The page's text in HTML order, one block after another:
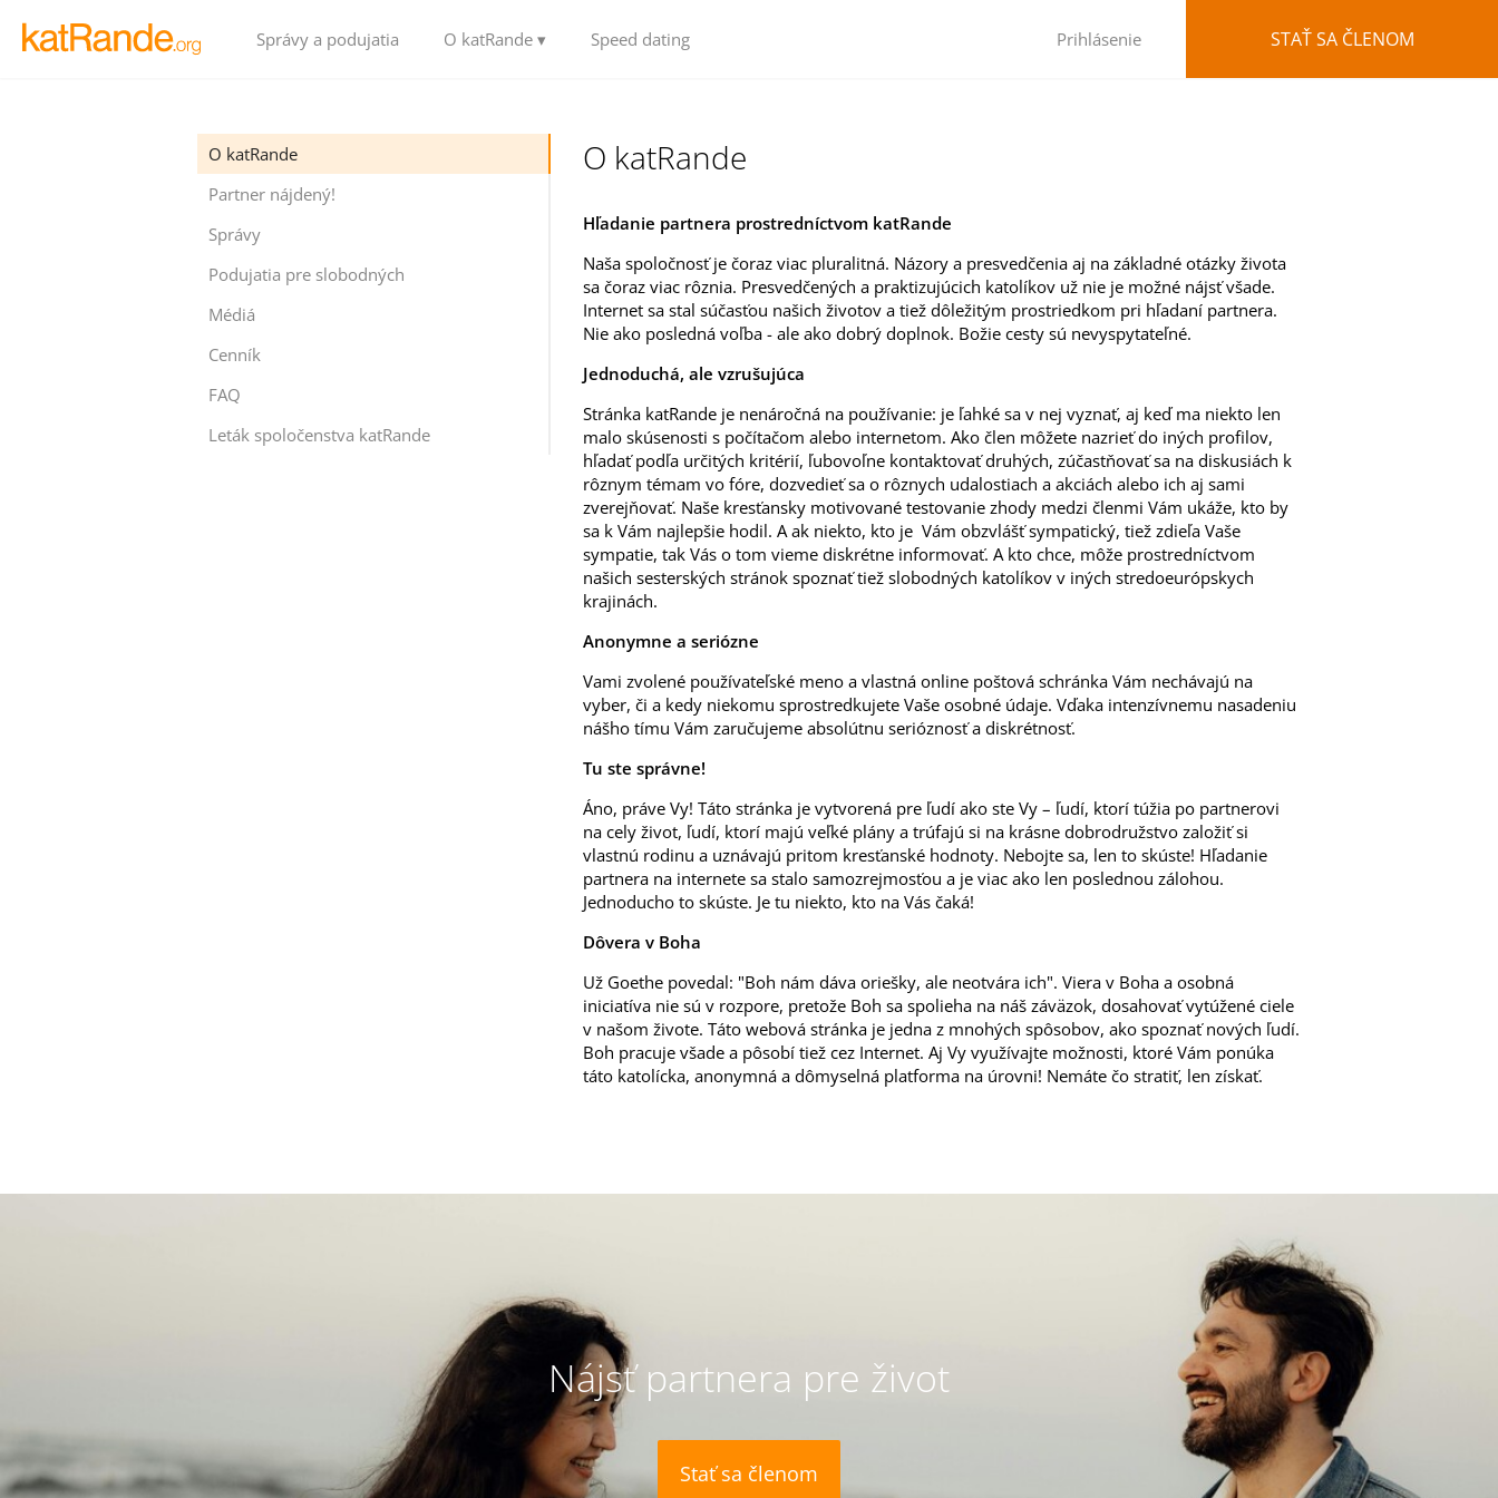
Správy a podujatia O katRande ▾ Speed dating Prihlásenie STAŤ SA ČLENOM
O katRande
Partner nájdený!
Správy
Podujatia pre slobodných
Médiá
Cenník
FAQ
Leták spoločenstva katRande
O katRande
Hľadanie partnera prostredníctvom katRande
Naša spoločnosť je čoraz viac pluralitná. Názory a presvedčenia aj na základné otázky života
sa čoraz viac rôznia. Presvedčených a praktizujúcich katolíkov už nie je možné nájsť všade.
Internet sa stal súčasťou našich životov a tiež dôležitým prostriedkom pri hľadaní partnera.
Nie ako posledná voľba - ale ako dobrý doplnok. Božie cesty sú nevyspytateľné.
Jednoduchá, ale vzrušujúca
Stránka katRande je nenáročná na používanie: je ľahké sa v nej vyznať, aj keď ma niekto len
malo skúsenosti s počítačom alebo internetom. Ako člen môžete nazrieť do iných profilov,
hľadať podľa určitých kritérií, ľubovoľne kontaktovať druhých, zúčastňovať sa na diskusiách k
rôznym témam vo fóre, dozvedieť sa o rôznych udalostiach a akciách alebo ich aj sami
zverejňovať. Naše kresťansky motivované testovanie zhody medzi členmi Vám ukáže, kto by
sa k Vám najlepšie hodil. A ak niekto, kto je Vám obzvlášť sympatický, tiež zdieľa Vaše
sympatie, tak Vás o tom vieme diskrétne informovať. A kto chce, môže prostredníctvom
našich sesterských stránok spoznať tiež slobodných katolíkov v iných stredoeurópskych
krajinách.
Anonymne a seriózne
Vami zvolené používateľské meno a vlastná online poštová schránka Vám nechávajú na
vyber, či a kedy niekomu sprostredkujete Vaše osobné údaje. Vďaka intenzívnemu nasadeniu
nášho tímu Vám zaručujeme absolútnu serióznosť a diskrétnosť.
Tu ste správne!
Áno, práve Vy! Táto stránka je vytvorená pre ľudí ako ste Vy – ľudí, ktorí túžia po partnerovi
na cely život, ľudí, ktorí majú veľké plány a trúfajú si na krásne dobrodružstvo založiť si
vlastnú rodinu a uznávajú pritom kresťanské hodnoty. Nebojte sa, len to skúste! Hľadanie
partnera na internete sa stalo samozrejmosťou a je viac ako len poslednou zálohou.
Jednoducho to skúste. Je tu niekto, kto na Vás čaká!
Dôvera v Boha
Už Goethe povedal: "Boh nám dáva oriešky, ale neotvára ich". Viera v Boha a osobná
iniciatíva nie sú v rozpore, pretože Boh sa spolieha na náš záväzok, dosahovať vytúžené ciele
v našom živote. Táto webová stránka je jedna z mnohých spôsobov, ako spoznať nových ľudí.
Boh pracuje všade a pôsobí tiež cez Internet. Aj Vy využívajte možnosti, ktoré Vám ponúka
táto katolícka, anonymná a dômyselná platforma na úrovni! Nemáte čo stratiť, len získať.
Nájsť partnera pre život
Stať sa členom